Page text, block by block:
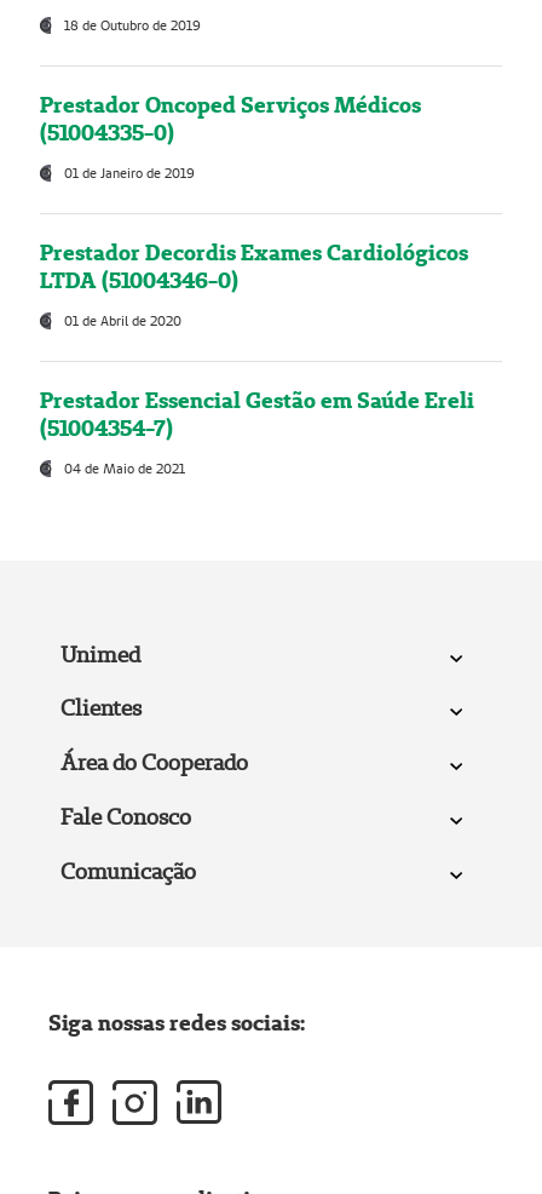
18 de Outubro de 2019
Prestador Oncoped Serviços Médicos
(51004335-0)
01 de Janeiro de 2019
Prestador Decordis Exames Cardiológicos
LTDA (51004346-0)
01 de Abril de 2020
Prestador Essencial Gestão em Saúde Ereli
(51004354-7)
04 de Maio de 2021
Unimed
Clientes
Área do Cooperado
Fale Conosco
Comunicação
Siga nossas redes sociais: